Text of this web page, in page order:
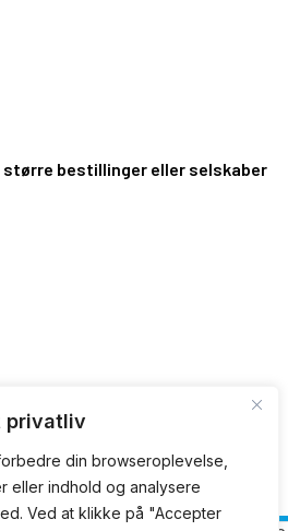
din browseroplevelse,
eller indhold og analysere
Ved at klikke på "Accepter
større bestillinger eller selskaber